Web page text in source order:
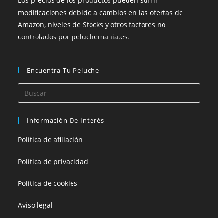
modificaciones debido a cambios en las ofertas de
Amazon, niveles de Stocks y otros factores no
controlados por peluchemania.es.
Encuentra Tu Peluche
Información De Interés
Política de afiliación
Política de privacidad
Política de cookies
Aviso legal